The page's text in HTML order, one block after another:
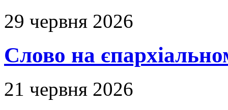
29 червня 2026
Слово на
21 червня 2026